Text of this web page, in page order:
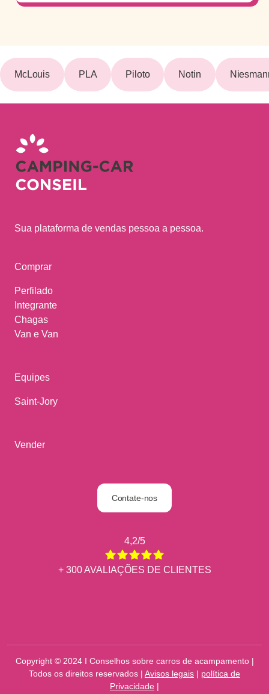
McLouis PLA Piloto Notin
Sua plataforma de vendas pessoa a pessoa.
Comprar
Perfilado
Integrante
Chagas
Van e Van
Equipes
Saint-Jory
Vender
Contate-nos
4,2/5
+ 300 AVALIAÇÕES DE CLIENTES
Copyright © 2024 I Conselhos sobre carros de acampamento |
Todos os direitos reservados | Avisos legais | política de
Privacidade |